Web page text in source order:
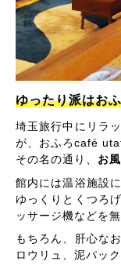
ゆったり派はお
埼玉旅行中にリラ
が、おふろcafé
その名の通り、 お
館内には温浴施設
ゆっくりとくつろ
ッサージ機などを
もちろん、肝心な
ロウリュ、泥パッ